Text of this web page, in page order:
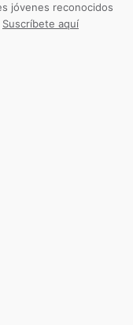
jóvenes reconocidos
Suscríbete aquí